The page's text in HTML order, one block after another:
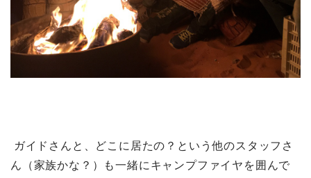
ガイドさんと、どこに居たの？という他のスタッフさ
ん（家族かな？）も一緒にキャンプファイヤを囲んで